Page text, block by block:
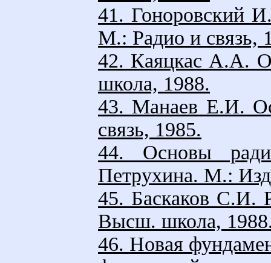
41. Гоноровский
М.: Радио и связь,
42. Каяцкас А.А.
школа, 1988.
43. Манаев Е.И.
связь, 1985.
44. Основы
Петрухина. М.:
45. Баскаков С.И.
Высш. школа,
46. Новая